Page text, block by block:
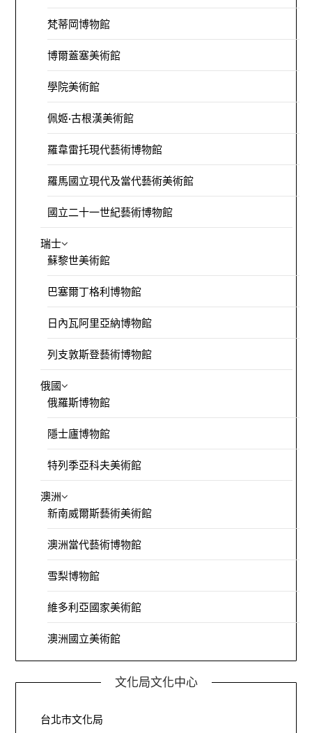
梵蒂岡博物館
博爾蓋塞美術館
學院美術館
佩姬·古根漢美術館
羅韋雷托現代藝術博物館
羅馬國立現代及當代藝術美術館
國立二十一世紀藝術博物館
瑞士
蘇黎世美術館
巴塞爾丁格利博物館
日內瓦阿里亞納博物館
列支敦斯登藝術博物館
俄國
俄羅斯博物館
隱士廬博物館
特列季亞科夫美術館
澳洲
新南威爾斯藝術美術館
澳洲當代藝術博物館
雪梨博物館
維多利亞國家美術館
澳洲國立美術館
文化局文化中心
台北市文化局